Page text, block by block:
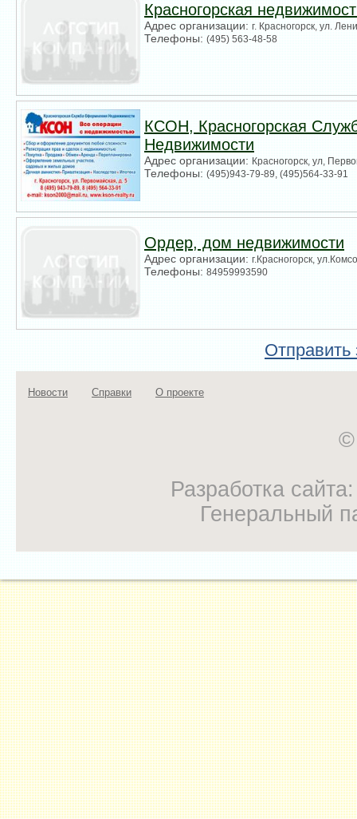
Красногорская
Адрес организации:г. Красногорск, ул.
Телефоны:(495) 563-48-58
КСОН, Красногорская
Недвижимости
Адрес организации: Красногорск, ул,
Телефоны:(495)943-79-89, (495)564-33-91
Ордер, дом недвижимости
Адрес организации:г.Красногорск,
Телефоны:84959993590
Отправить
Новости Справки О проекте
©
Разработка
Генеральный